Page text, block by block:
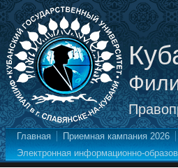
Главная Приемная кампания 2026
Электронная информационно-